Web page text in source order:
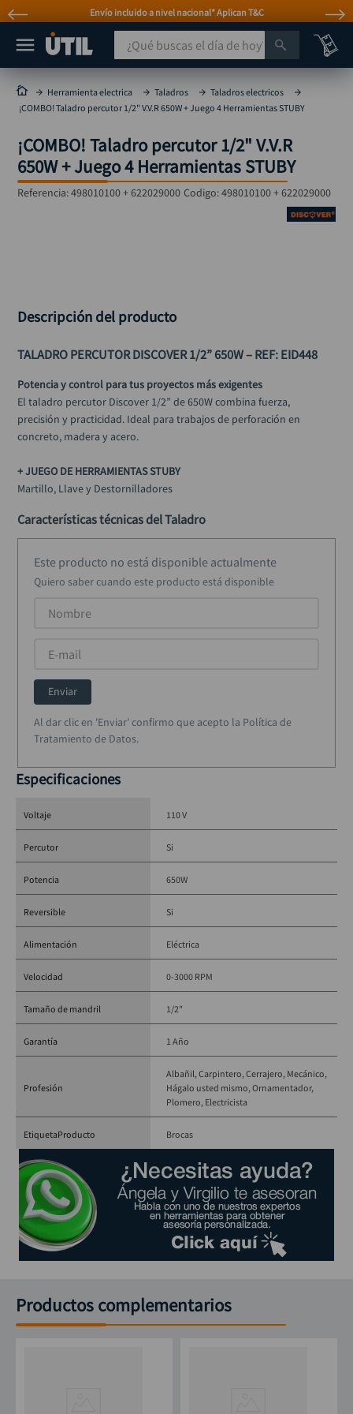
Envío incluido a nivel nacional* Aplican T&C
¿Qué buscas el día de hoy?
Herramienta electrica Taladros
Taladros electricos
¡COMBO! Taladro percutor 1/2" V.V.R 650W + Juego 4 Herramientas STUBY
¡COMBO! Taladro percutor 1/2" V.V.R
650W + Juego 4 Herramientas STUBY
Referencia:498010100 + 622029000 Codigo:498010100 + 622029000
Descripción del producto
TALADRO PERCUTOR DISCOVER 1/2” 650W – REF: EID448
Potencia y control para tus proyectos más exigentes
El taladro percutor Discover 1/2” de 650W combina fuerza,
precisión y practicidad. Ideal para trabajos de perforación en
concreto, madera y acero.
+ JUEGO DE HERRAMIENTAS STUBY
Martillo, Llave y Destornilladores
Características técnicas del Taladro
Potencia: 650 W
Velocidad variable: 0 – 3.000 RPM
Concreto: 13 mm
Madera: 25 mm
Alimentación:
Beneficios clave
trabajo.
Empuñadura giratoria 360°: Mejora el agarre y la comodidad
en cualquier ángulo.
Materiales de alta calidad: Mayor durabilidad y rendimiento
óptimo.
Barra de profundidad incluida: Permite mayor precisión en
perforaciones.
reformas y carpintería.
Este producto no está disponible actualmente
Quiero saber cuando este producto está disponible
Enviar
Al dar clic en 'Enviar' confirmo que acepto la Política de
Tratamiento de Datos.
Especificaciones
Voltaje 110 V
Percutor Si
Potencia 650W
Reversible Si
Alimentación Eléctrica
Velocidad 0-3000 RPM
Tamaño de mandril 1/2"
Garantía 1 Año
Profesión
Albañil Carpintero Cerrajero Mecánico
Hágalo usted mismo Ornamentador
Plomero Electricista
EtiquetaProducto Brocas
Productos complementarios
MÁS BUSCADOS
taladro
taladros pulidoras
compresor
llave
hidrolavadora
alicate